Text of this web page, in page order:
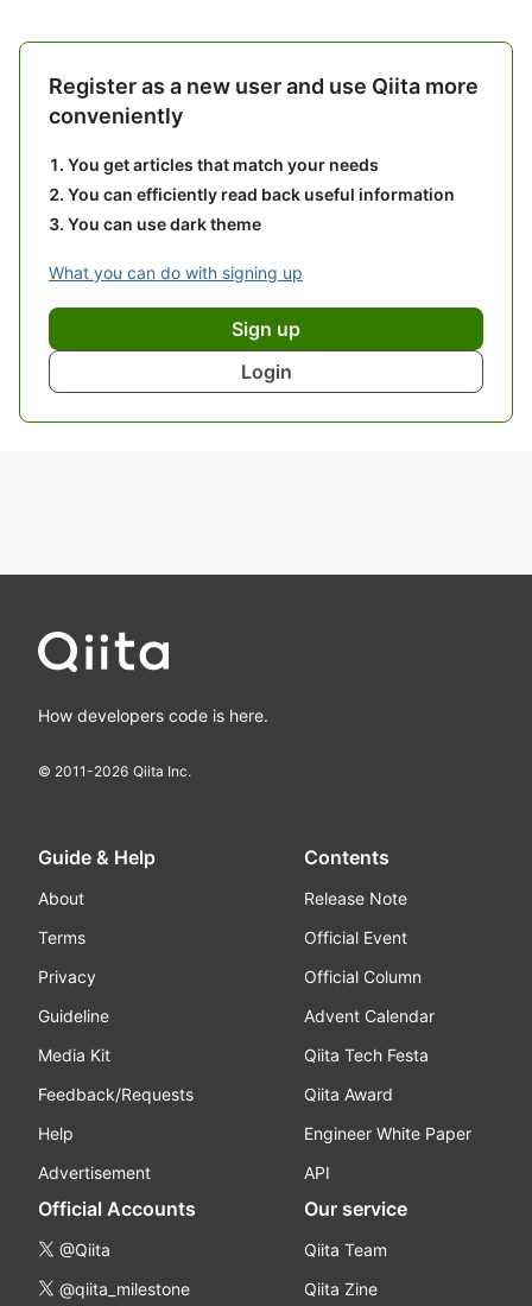
Register as a new user and use Qiita more
conveniently
You get articles that match your needs
You can efficiently read back useful information
You can use dark theme
What you can do with signing up
Sign up
Login
How developers code is here.
© 2011-2026 Qiita Inc.
Guide & Help
About
Terms
Privacy
Guideline
Media Kit
Feedback/Requests
Help
Advertisement
Contents
Release Note
Official Event
Official Column
Advent Calendar
Qiita Tech Festa
Qiita Award
Engineer White Paper
API
Official Accounts
@Qiita
@qiita_milestone
Our service
Qiita Team
Qiita Zine